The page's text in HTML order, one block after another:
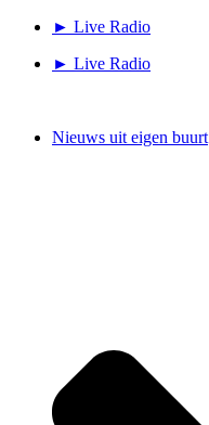
► Live Radio
► Live Radio
Nieuws uit eigen buurt